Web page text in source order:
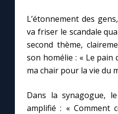
L’étonnement des
va friser le scandale
second thème,
son homélie : « Le pain
ma chair pour la vie du
Dans la synagogue,
amplifié : « Comment